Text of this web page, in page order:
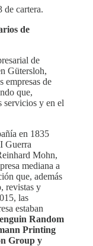
de cartera.
de
de
Gütersloh,
empresas de
que,
servicios y en el
en 1835
Guerra
Mohn,​
mediana a
que, además
revistas y
las
estaban
Random
Printing
Group y